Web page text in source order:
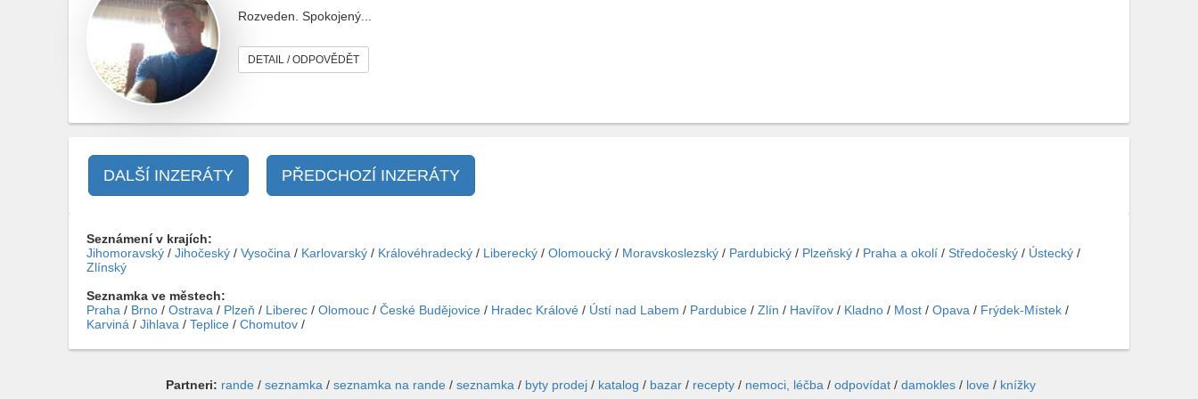
Rozveden. Spokojený...
DETAIL / ODPOVĚDĚT
DALŠÍ INZERÁTY PŘEDCHOZÍ INZERÁTY
Seznámení v krajích:
Jihomoravský / Jihočeský / Vysočina / Karlovarský / Královéhradecký / Liberecký / Olomoucký / Moravskoslezský / Pardubický / Plzeňský / Praha a okolí / Středočeský / Ústecký /
Zlínský
Seznamka ve městech:
Praha / Brno / Ostrava / Plzeň / Liberec / Olomouc / České Budějovice / Hradec Králové / Ústí nad Labem / Pardubice / Zlín / Havířov / Kladno / Most / Opava / Frýdek-Místek /
Karviná / Jihlava / Teplice / Chomutov /
Partneri: rande / seznamka / seznamka na rande / seznamka / byty prodej / katalog / bazar / recepty / nemoci, léčba / odpovídat / damokles / love / knížky